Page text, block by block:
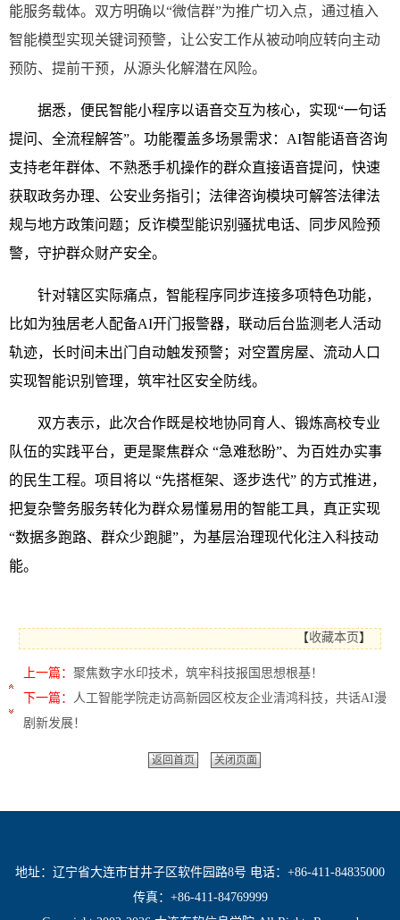
能服务载体。双方明确以“微信群”为推广切入点，通过植入
智能模型实现关键词预警，让公安工作从被动响应转向主动
预防、提前干预，从源头化解潜在风险。
据悉，便民智能小程序以语音交互为核心，实现“一句话
提问、全流程解答”。功能覆盖多场景需求：AI智能语音咨询
支持老年群体、不熟悉手机操作的群众直接语音提问，快速
获取政务办理、公安业务指引；法律咨询模块可解答法律法
规与地方政策问题；反诈模型能识别骚扰电话、同步风险预
警，守护群众财产安全。
针对辖区实际痛点，智能程序同步连接多项特色功能，
比如为独居老人配备AI开门报警器，联动后台监测老人活动
轨迹，长时间未出门自动触发预警；对空置房屋、流动人口
实现智能识别管理，筑牢社区安全防线。
双方表示，此次合作既是校地协同育人、锻炼高校专业
队伍的实践平台，更是聚焦群众 “急难愁盼”、为百姓办实事
的民生工程。项目将以 “先搭框架、逐步迭代” 的方式推进，
把复杂警务服务转化为群众易懂易用的智能工具，真正实现
“数据多跑路、群众少跑腿”，为基层治理现代化注入科技动
能。
【收藏本页 】
上一篇： 聚焦数字水印技术，筑牢科技报国思想根基！
下一篇： 人工智能学院走访高新园区校友企业清鸿科技，共话AI漫
剧新发展！
返回首页 关闭页面
地址：辽宁省大连市甘井子区软件园路8号 电话：+86-411-84835000
传真：+86-411-84769999